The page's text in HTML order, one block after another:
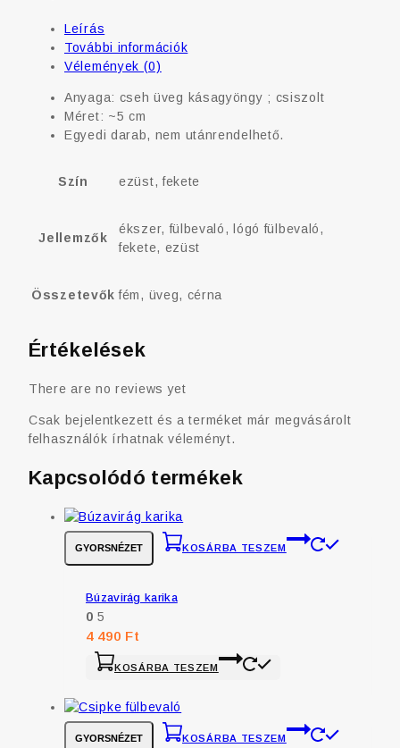
Leírás
További információk
Vélemények (0)
Anyaga: cseh üveg kásagyöngy ; csiszolt
Méret: ~5 cm
Egyedi darab, nem utánrendelhető.
Szín ezüst, fekete
Jellemzők
ékszer, fülbevaló, lógó fülbevaló,
fekete, ezüst
Összetevők fém, üveg, cérna
Értékelések
There are no reviews yet
Csak bejelentkezett és a terméket már megvásárolt
felhasználók írhatnak véleményt.
Kapcsolódó termékek
GYORSNÉZET KOSÁRBA TESZEM
Búzavirág karika
0 5
4 490 Ft
KOSÁRBA TESZEM
GYORSNÉZET KOSÁRBA TESZEM